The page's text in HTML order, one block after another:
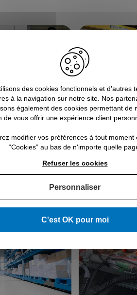
experts Fabrication 4.0
des cookies fonctionnels et d’autres
à la navigation sur notre site. Nos
également des cookies permettant de
de vous offrir une expérience client
modifier vos préférences à tout moment
“Cookies” au bas de n'importe quelle
C'est OK pour moi
Refuser les cookies
Personnaliser